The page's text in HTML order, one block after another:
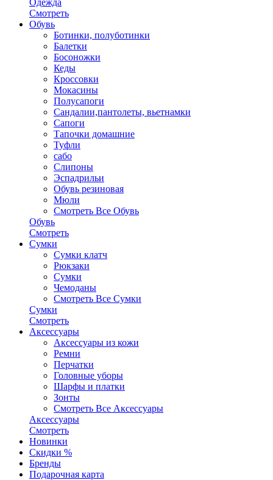
Одежда
Смотреть
Обувь
Ботинки, полуботинки
Балетки
Босоножки
Кеды
Кроссовки
Мокасины
Полусапоги
Сандалии,пантолеты, вьетнамки
Сапоги
Тапочки домашние
Туфли
сабо
Слипоны
Эспадрильи
Обувь резиновая
Мюли
Смотреть Все Обувь
Обувь
Смотреть
Сумки
Сумки клатч
Рюкзаки
Сумки
Чемоданы
Смотреть Все Сумки
Сумки
Смотреть
Аксессуары
Аксессуары из кожи
Ремни
Перчатки
Головные уборы
Шарфы и платки
Зонты
Смотреть Все Аксессуары
Аксессуары
Смотреть
Новинки
Скидки %
Бренды
Подарочная карта